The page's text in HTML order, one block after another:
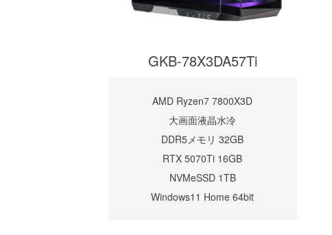
GKB-78X3DA57Ti
AMD Ryzen7 7800X3D
大画面液晶水冷
DDR5メモリ 32GB
RTX 5070Ti 16GB
NVMeSSD 1TB
Windows11 Home 64bit